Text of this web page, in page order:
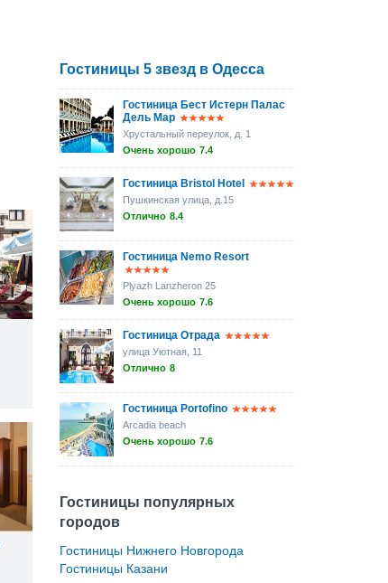
Гостиницы 5 звезд в Одесса
Гостиница Бест Истерн Палас
Дель Мар
Хрустальный переулок, д. 1
Очень хорошо 7.4
Гостиница Bristol Hotel
Пушкинская улица, д.15
Отлично 8.4
Гостиница Nemo Resort
Plyazh Lanzheron 25
Очень хорошо 7.6
Гостиница Отрада
улица Уютная, 11
Отлично 8
Гостиница Portofino
Arcadia beach
Очень хорошо 7.6
Гостиницы популярных
городов
Гостиницы Нижнего Новгорода
Гостиницы Казани